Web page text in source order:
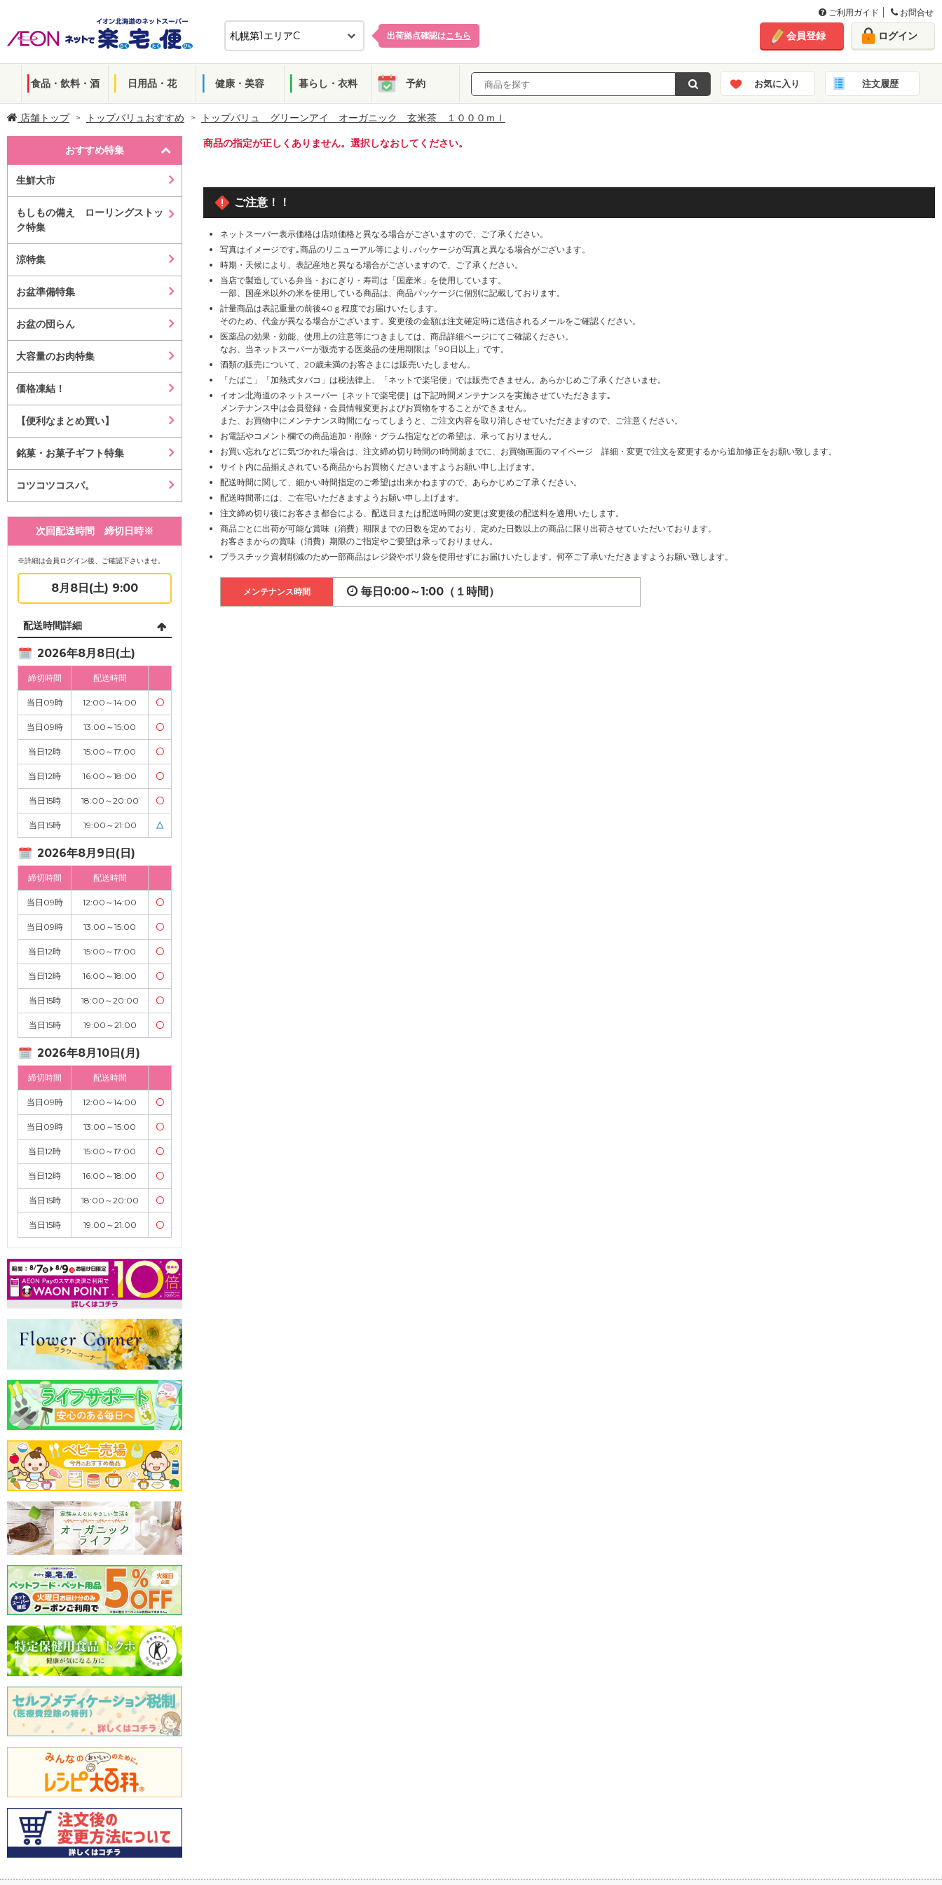
ご利用ガイド お問合せ
出荷拠点確認はこちら 会員登録 ログイン
食品・飲料・酒 日用品・花 健康・美容 暮らし・衣料 予約 お気に入り 注文履歴
店舗トップ トップバリュおすすめ トップバリュ グリーンアイ オーガニック 玄米茶 １０００ｍｌ
おすすめ特集
生鮮大市
もしもの備え ローリングストッ
ク特集
涼特集
お盆準備特集
お盆の団らん
大容量のお肉特集
価格凍結！
【便利なまとめ買い】
銘菓・お菓子ギフト特集
コツコツコスパ。
次回配送時間 締切日時※
※詳細は会員ログイン後、ご確認下さいませ。
8月8日(土) 9:00
配送時間詳細
2026年8月8日(土)
締切時間 配送時間
当日09時 12:00～14:00 〇
当日09時 13:00～15:00 〇
当日12時 15:00～17:00 〇
当日12時 16:00～18:00 〇
当日15時 18:00～20:00 〇
当日15時 19:00～21:00 △
2026年8月9日(日)
締切時間 配送時間
当日09時 12:00～14:00 〇
当日09時 13:00～15:00 〇
当日12時 15:00～17:00 〇
当日12時 16:00～18:00 〇
当日15時 18:00～20:00 〇
当日15時 19:00～21:00 〇
2026年8月10日(月)
締切時間 配送時間
当日09時 12:00～14:00 〇
当日09時 13:00～15:00 〇
当日12時 15:00～17:00 〇
当日12時 16:00～18:00 〇
当日15時 18:00～20:00 〇
当日15時 19:00～21:00 〇
商品の指定が正しくありません。選択しなおしてください。
ご注意！！
ネットスーパー表示価格は店頭価格と異なる場合がございますので、ご了承ください。
写真はイメージです｡商品のリニューアル等により､パッケージが写真と異なる場合がございます。
時期・天候により、表記産地と異なる場合がございますので、ご了承ください。
当店で製造している弁当・おにぎり・寿司は「国産米」を使用しています。
一部、国産米以外の米を使用している商品は、商品パッケージに個別に記載しております。
計量商品は表記重量の前後40ｇ程度でお届けいたします。
そのため、代金が異なる場合がございます。変更後の金額は注文確定時に送信されるメールをご確認ください。
医薬品の効果・効能、使用上の注意等につきましては、商品詳細ページにてご確認ください。
なお、当ネットスーパーが販売する医薬品の使用期限は「90日以上」です。
酒類の販売について、20歳未満のお客さまには販売いたしません。
「たばこ」「加熱式タバコ」は税法律上、「ネットで楽宅便」では販売できません。あらかじめご了承くださいませ。
イオン北海道のネットスーパー［ネットで楽宅便］は下記時間メンテナンスを実施させていただきます｡
メンテナンス中は会員登録・会員情報変更およびお買物をすることができません。
また、お買物中にメンテナンス時間になってしまうと、ご注文内容を取り消しさせていただきますので、ご注意ください。
お電話やコメント欄での商品追加・削除・グラム指定などの希望は、承っておりません。
お買い忘れなどに気づかれた場合は、注文締め切り時間の1時間前までに、お買物画面のマイページ 詳細・変更で注文を変更するから追加修正をお願い致します。
サイト内に品揃えされている商品からお買物くださいますようお願い申し上げます。
配送時間に関して、細かい時間指定のご希望は出来かねますので、あらかじめご了承ください。
配送時間帯には、ご在宅いただきますようお願い申し上げます。
注文締め切り後にお客さま都合による、配送日または配送時間の変更は変更後の配送料を適用いたします。
商品ごとに出荷が可能な賞味（消費）期限までの日数を定めており、定めた日数以上の商品に限り出荷させていただいております。
お客さまからの賞味（消費）期限のご指定やご要望は承っておりません。
プラスチック資材削減のため一部商品はレジ袋やポリ袋を使用せずにお届けいたします。何卒ご了承いただきますようお願い致します。
メンテナンス時間 毎日0:00～1:00（１時間）